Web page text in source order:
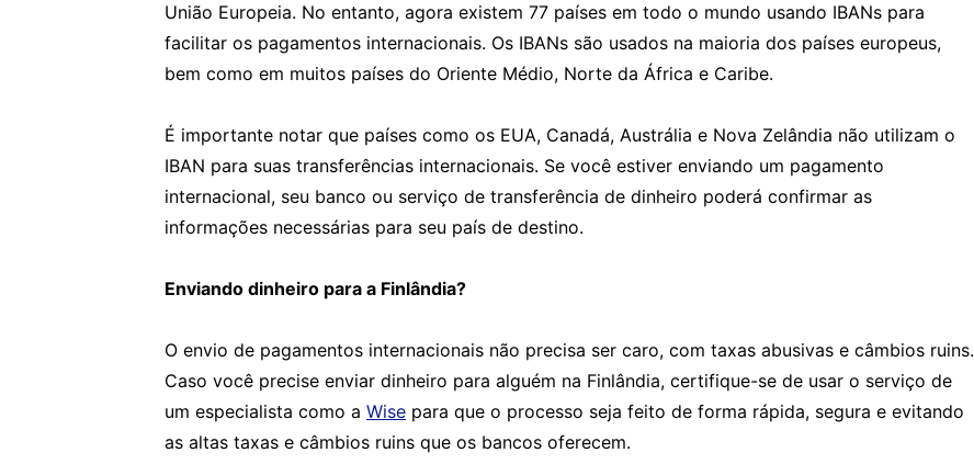
União Europeia. No entanto, agora existem 77 países em todo o mundo usando IBANs para
facilitar os pagamentos internacionais. Os IBANs são usados na maioria dos países europeus,
bem como em muitos países do Oriente Médio, Norte da África e Caribe.
É importante notar que países como os EUA, Canadá, Austrália e Nova Zelândia não utilizam o
IBAN para suas transferências internacionais. Se você estiver enviando um pagamento
internacional, seu banco ou serviço de transferência de dinheiro poderá confirmar as
informações necessárias para seu país de destino.
Enviando dinheiro para a Finlândia?
O envio de pagamentos internacionais não precisa ser caro, com taxas abusivas e câmbios ruins.
Caso você precise enviar dinheiro para alguém na Finlândia, certifique-se de usar o serviço de
um especialista como a Wise para que o processo seja feito de forma rápida, segura e evitando
as altas taxas e câmbios ruins que os bancos oferecem.